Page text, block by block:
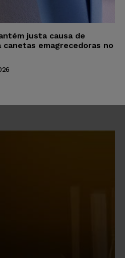
justa causa de
canetas emagrecedoras no